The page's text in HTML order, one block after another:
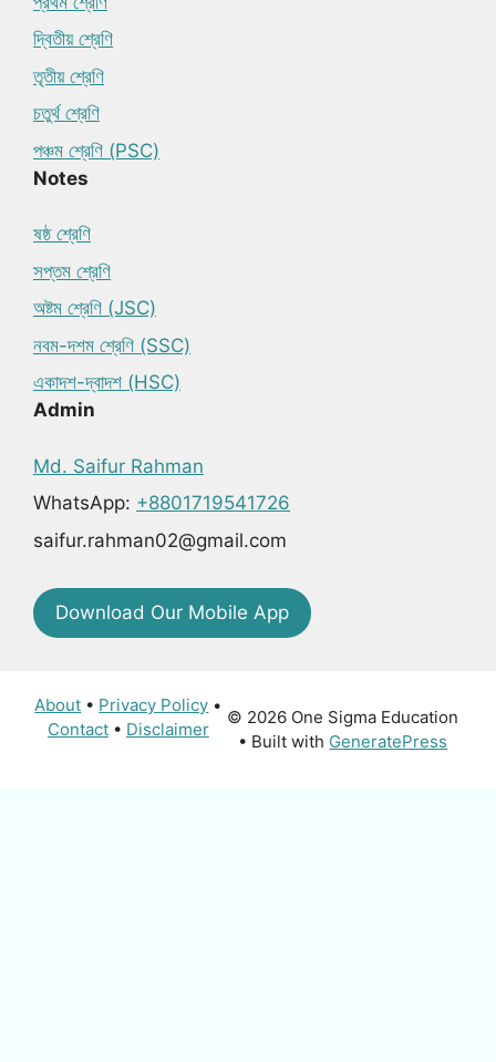
দ্বিতীয় শ্রেণি
তৃতীয় শ্রেণি
চতুর্থ শ্রেণি
পঞ্চম শ্রেণি (PSC)
Notes
ষষ্ঠ শ্রেণি
সপ্তম শ্রেণি
অষ্টম শ্রেণি (JSC)
নবম-দশম শ্রেণি (SSC)
একাদশ-দ্বাদশ (HSC)
Admin
Md. Saifur Rahman
WhatsApp: +8801719541726
saifur.rahman02@gmail.com
Download Our Mobile App
About • Privacy Policy •
Contact• Disclaimer
© 2026 One Sigma Education
• Built with GeneratePress